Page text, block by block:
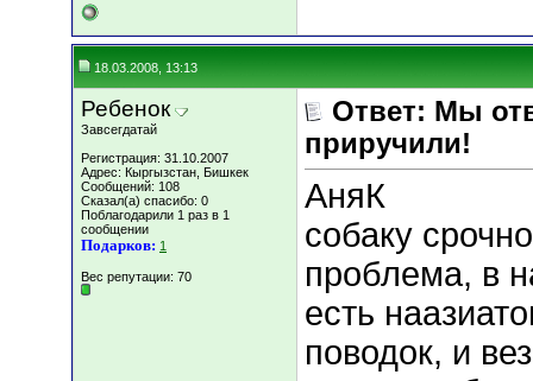
18.03.2008, 13:13
Ребенок
Завсегдатай
Регистрация: 31.10.2007
Адрес: Кыргызстан, Бишкек
Сообщений: 108
Сказал(а) спасибо: 0
Поблагодарили 1 раз в 1
сообщении
Подарков: 1
Вес репутации: 70
Ответ: Мы
приручили!
АняК
собаку
проблема, в
есть
поводок, и